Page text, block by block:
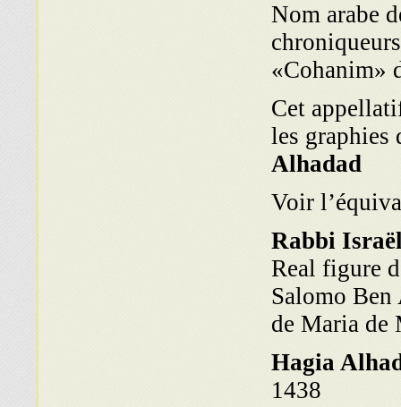
Nom arabe
«Cohanim»
Cet
les graphies
Alhadad
Voir
Rabbi
Real figure
Salomo
de Maria de
Hagia
1438